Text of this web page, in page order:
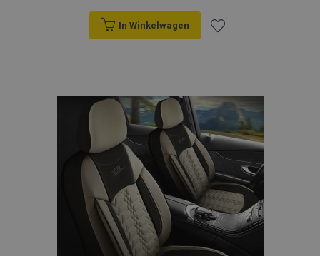
In Winkelwagen
aan
verlanglijst